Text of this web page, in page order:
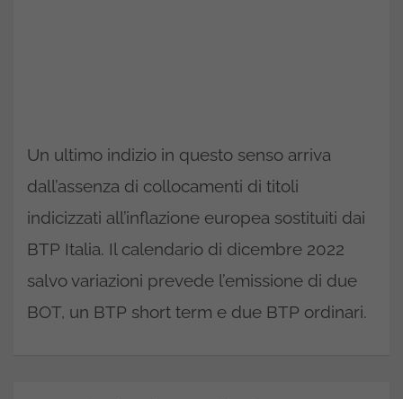
Un ultimo indizio in questo senso arriva
dall’assenza di collocamenti di titoli
indicizzati all’inflazione europea sostituiti dai
BTP Italia. Il calendario di dicembre 2022
salvo variazioni prevede l’emissione di due
BOT, un BTP short term e due BTP ordinari.